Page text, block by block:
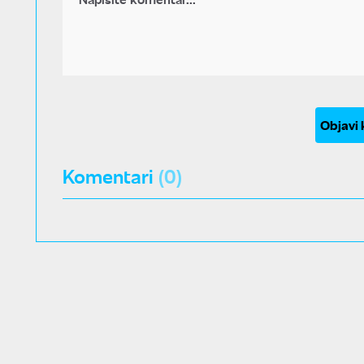
Objavi
Komentari (0)